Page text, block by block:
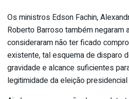
Os ministros Edson Fachin,
Roberto Barroso também negaram
consideraram não ter ficado
existente, tal esquema de disparo
gravidade e alcance suficientes
legitimidade da eleição